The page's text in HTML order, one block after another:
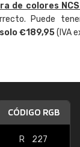
de colores
Puede
€189,95(IVA
CÓDIGO RGB
R
227